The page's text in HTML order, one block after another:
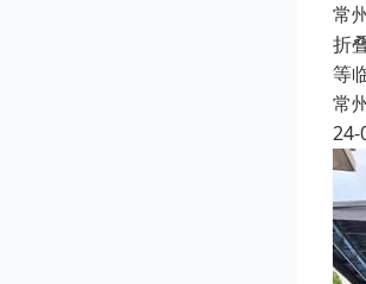
常
折
等
常
24-